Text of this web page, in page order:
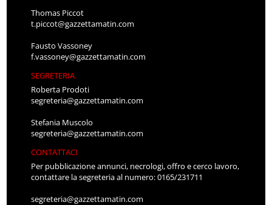
Thomas Piccot
t.piccot@gazzettamatin.com
Fausto Vassoney
f.vassoney@gazzettamatin.com
SEGRETERIA
Roberta Prodoti
segreteria@gazzettamatin.com
Stefania Muscolo
segreteria@gazzettamatin.com
CONTATTACI
Per pubblicazione annunci, necrologi, offro e cerco lavoro,
contattare la segreteria al numero: 0165/231711
segreteria@gazzettamatin.com